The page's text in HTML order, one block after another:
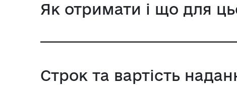
Як отримати і що для
Строк та вартість